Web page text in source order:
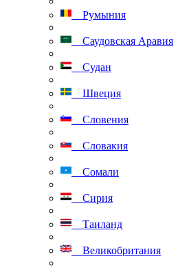
Румыния
Саудовская Аравия
Судан
Швеция
Словения
Словакия
Сомали
Сирия
Таиланд
Великобритания